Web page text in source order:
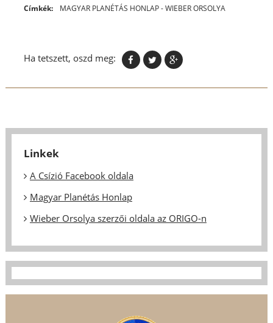
Címkék: MAGYAR PLANÉTÁS HONLAP - WIEBER ORSOLYA
Ha tetszett, oszd meg:
Linkek
A Csízió Facebook oldala
Magyar Planétás Honlap
Wieber Orsolya szerzői oldala az ORIGO-n